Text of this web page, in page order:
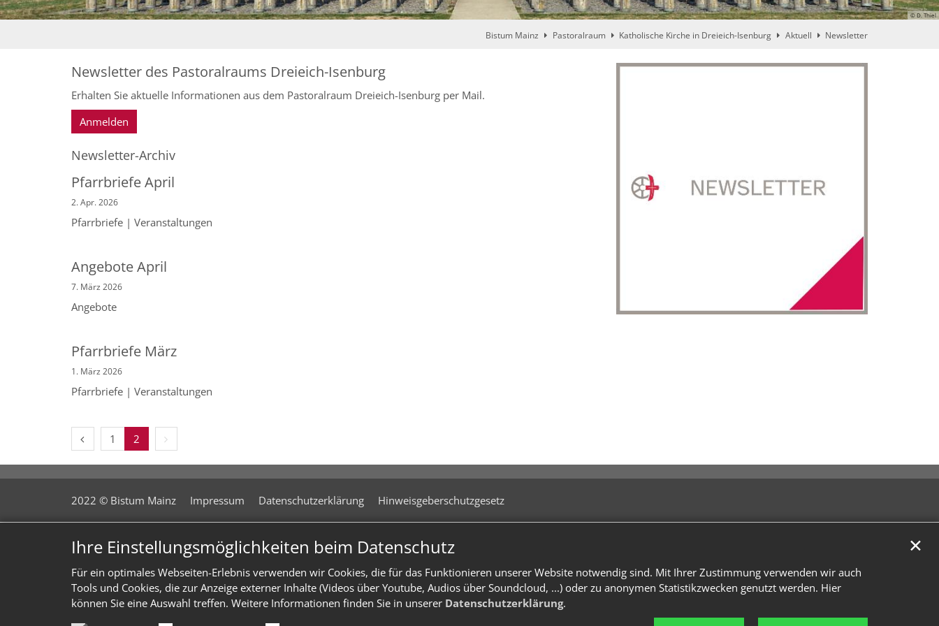
Ihre Einstellungsmöglichkeiten beim Datenschutz
Für ein optimales Webseiten-Erlebnis verwenden wir Cookies, die für das Funktionieren unserer Website notwendig sind. Mit Ihrer Zustimmung verwenden wir auch
Tools und Cookies, die zur Anzeige externer Inhalte (Videos über Youtube, Audios über Soundcloud, ...) oder zu anonymen Statistikzwecken genutzt werden. Hier
können Sie eine Auswahl treffen. Weitere Informationen finden Sie in unserer Datenschutzerklärung.
✕
© D. Thiel
Bistum Mainz Pastoralraum Katholische Kirche in Dreieich-Isenburg Aktuell Newsletter
Newsletter des Pastoralraums Dreieich-Isenburg
Erhalten Sie aktuelle Informationen aus dem Pastoralraum Dreieich-Isenburg per Mail.
Anmelden
Newsletter-Archiv
Pfarrbriefe April
2. Apr. 2026
Pfarrbriefe | Veranstaltungen
Angebote April
7. März 2026
Angebote
Pfarrbriefe März
1. März 2026
Pfarrbriefe | Veranstaltungen
Vorherige Seite
1 2 Nächste Seite
2022 © Bistum Mainz Impressum Datenschutzerklärung Hinweisgeberschutzgesetz